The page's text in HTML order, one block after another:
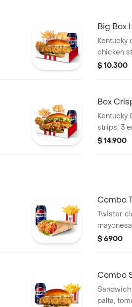
Big Box
Kentucky
chicken
papa frita
$ 10.300
Box
Kentucky
strips, 3
regular,
$ 14.900
Combo
Twister
en lata
$ 6900
Combo
palta,